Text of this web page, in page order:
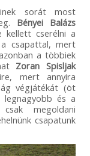
sorát most
Bényei Balázs
kellett cserélni a
csapattal, mert
a többiek
Zoran Spisljak
mert annyira
végjátékát (öt
legnagyobb és a
csak megoldani
csapatunk